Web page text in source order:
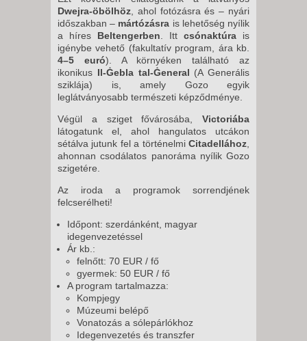
Dwejra-öbölhöz , ahol fotózásra és – nyári
időszakban – mártózásra is lehetőség nyílik
a híres Beltengerben . Itt csónaktúra is
igénybe vehető (fakultatív program, ára kb.
4–5 euró). A környéken található az
ikonikus Il-Ġebla tal-Ġeneral (A Generális
sziklája) is, amely Gozo egyik
leglátványosabb természeti képződménye.
Végül a sziget fővárosába, Victoriába
látogatunk el, ahol hangulatos utcákon
sétálva jutunk fel a történelmi Citadellához
ahonnan csodálatos panoráma nyílik Gozo
szigetére.
Az iroda a programok sorrendjének
felcserélheti!
Időpont: szerdánként, magyar
idegenvezetéssel
Ár kb.:
felnőtt: 70 EUR / fő
gyermek: 50 EUR / fő
A program tartalmazza:
Kompjegy
Múzeumi belépő
Vonatozás a sólepárlókhoz
Idegenvezetés és transzfer